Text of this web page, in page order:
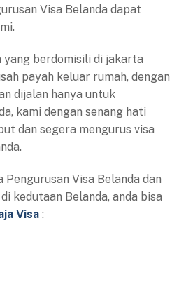
Visa Belanda dapat
yang berdomisili di jakarta
payah keluar rumah, dengan
dijalan hanya untuk
kami dengan senang hati
dan segera mengurus visa
Visa Belanda dan
kedutaan Belanda, anda bisa
Visa :